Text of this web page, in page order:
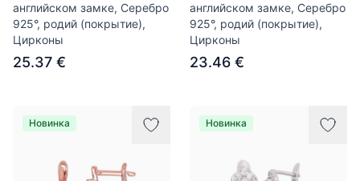
английском замке, Серебро
925°, родий (покрытие),
Цирконы
25.37 €
английском замке, Серебро
925°, родий (покрытие),
Цирконы
23.46 €
Новинка Новинка